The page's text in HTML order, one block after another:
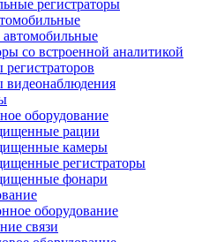
регистраторы
со встроенной аналитикой
видеонаблюдения
оборудование
рации
камеры
регистраторы
фонари
оборудование
связи